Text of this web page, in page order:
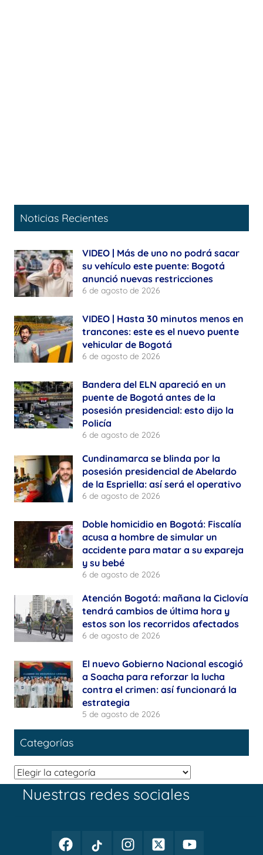
Noticias Recientes
VIDEO | Más de uno no podrá sacar
su vehículo este puente: Bogotá
anunció nuevas restricciones
6 de agosto de 2026
VIDEO | Hasta 30 minutos menos en
trancones: este es el nuevo puente
vehicular de Bogotá
6 de agosto de 2026
Bandera del ELN apareció en un
puente de Bogotá antes de la
posesión presidencial: esto dijo la
Policía
6 de agosto de 2026
Cundinamarca se blinda por la
posesión presidencial de Abelardo
de la Espriella: así será el operativo
6 de agosto de 2026
Doble homicidio en Bogotá: Fiscalía
acusa a hombre de simular un
accidente para matar a su expareja
y su bebé
6 de agosto de 2026
Atención Bogotá: mañana la Ciclovía
tendrá cambios de última hora y
estos son los recorridos afectados
6 de agosto de 2026
El nuevo Gobierno Nacional escogió
a Soacha para reforzar la lucha
contra el crimen: así funcionará la
estrategia
5 de agosto de 2026
Categorías
Categorías
Nuestras redes sociales
FacebookTikTok
InstagramTwitterYoutube